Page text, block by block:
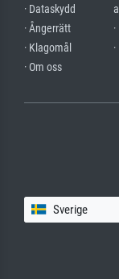
· Dataskydd
· Ångerrätt
· Klagomål
· Om oss
Sverige